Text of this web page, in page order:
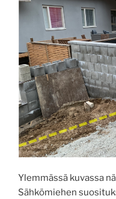
Ylemmässä kuvassa
Sähkömiehen